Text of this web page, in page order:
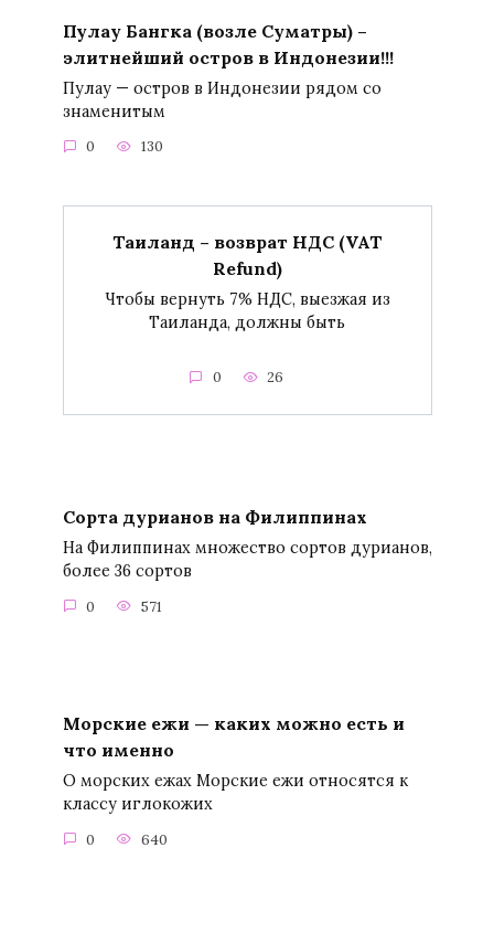
Пулау Бангка (возле Суматры) –
элитнейший остров в Индонезии!!!
Пулау — остров в Индонезии рядом со
знаменитым
0 130
Таиланд – возврат НДС (VAT
Refund)
Чтобы вернуть 7% НДС, выезжая из
Таиланда, должны быть
0 26
Сорта дурианов на Филиппинах
На Филиппинах множество сортов дурианов,
более 36 сортов
0 571
Морские ежи — каких можно есть и
что именно
О морских ежах Морские ежи относятся к
классу иглокожих
0 640